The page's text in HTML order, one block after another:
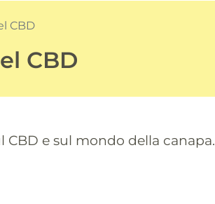
CBD
CBD
e sul mondo della canapa.